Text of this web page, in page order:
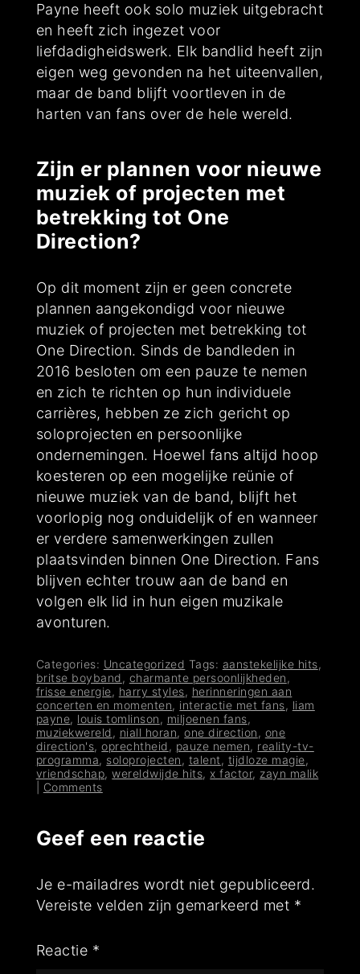
Payne heeft ook solo muziek uitgebracht
en heeft zich ingezet voor
liefdadigheidswerk. Elk bandlid heeft zijn
eigen weg gevonden na het uiteenvallen,
maar de band blijft voortleven in de
harten van fans over de hele wereld.
Zijn er plannen voor nieuwe
muziek of projecten met
betrekking tot One
Direction?
Op dit moment zijn er geen concrete
plannen aangekondigd voor nieuwe
muziek of projecten met betrekking tot
One Direction. Sinds de bandleden in
2016 besloten om een pauze te nemen
en zich te richten op hun individuele
carrières, hebben ze zich gericht op
soloprojecten en persoonlijke
ondernemingen. Hoewel fans altijd hoop
koesteren op een mogelijke reünie of
nieuwe muziek van de band, blijft het
voorlopig nog onduidelijk of en wanneer
er verdere samenwerkingen zullen
plaatsvinden binnen One Direction. Fans
blijven echter trouw aan de band en
volgen elk lid in hun eigen muzikale
avonturen.
Categories: Uncategorized Tags: aanstekelijke hits,
britse boyband , charmante persoonlijkheden ,
frisse energie, harry styles, herinneringen aan
concerten en momenten, interactie met fans, liam
payne, louis tomlinson , miljoenen fans,
muziekwereld , niall horan,one direction , one
direction's,oprechtheid , pauze nemen, reality-tv-
programma, soloprojecten , talent , tijdloze magie,
vriendschap,wereldwijde hits, x factor, zayn malik
Comments
Geef een reactie
Je e-mailadres wordt niet gepubliceerd.
Vereiste velden zijn gemarkeerd met *
Reactie *